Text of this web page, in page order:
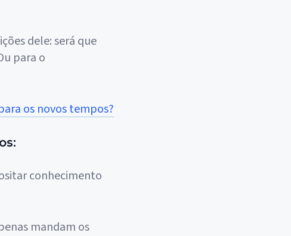
dele: será que
para o
os novos tempos?
conhecimento
mandam os